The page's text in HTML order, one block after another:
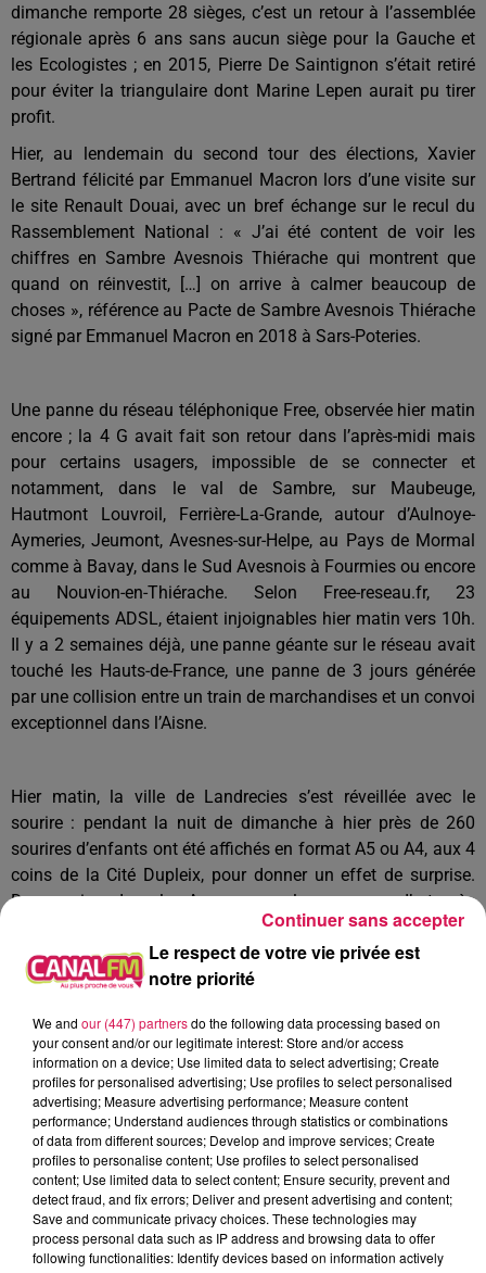
dimanche remporte 28 sièges, c’est un retour à l’assemblée
régionale après 6 ans sans aucun siège pour la Gauche et
les Ecologistes ; en 2015, Pierre De Saintignon s’était retiré
pour éviter la triangulaire dont Marine Lepen aurait pu tirer
profit.
Hier, au lendemain du second tour des élections, Xavier
Bertrand félicité par Emmanuel Macron lors d’une visite sur
le site Renault Douai, avec un bref échange sur le recul du
Rassemblement National : « J’ai été content de voir les
chiffres en Sambre Avesnois Thiérache qui montrent que
quand on réinvestit, […] on arrive à calmer beaucoup de
choses », référence au Pacte de Sambre Avesnois Thiérache
signé par Emmanuel Macron en 2018 à Sars-Poteries.
Une panne du réseau téléphonique Free, observée hier matin
encore ; la 4 G avait fait son retour dans l’après-midi mais
pour certains usagers, impossible de se connecter et
notamment, dans le val de Sambre, sur Maubeuge,
Hautmont Louvroil, Ferrière-La-Grande, autour d’Aulnoye-
Aymeries, Jeumont, Avesnes-sur-Helpe, au Pays de Mormal
comme à Bavay, dans le Sud Avesnois à Fourmies ou encore
au Nouvion-en-Thiérache. Selon Free-reseau.fr, 23
équipements ADSL, étaient injoignables hier matin vers 10h.
Il y a 2 semaines déjà, une panne géante sur le réseau avait
touché les Hauts-de-France, une panne de 3 jours générée
par une collision entre un train de marchandises et un convoi
exceptionnel dans l’Aisne.
Hier matin, la ville de Landrecies s’est réveillée avec le
sourire : pendant la nuit de dimanche à hier près de 260
sourires d’enfants ont été affichés en format A5 ou A4, aux 4
coins de la Cité Dupleix, pour donner un effet de surprise.
Des sourires dans les Avenues, sur les ouvrages d’art, près
des commerces, des sourires sans masque des écoliers
landreciens. Et qu’on ne s’y trompe pas, ça n’est pas une
campagne de sensibilisation à la santé bucco-dentaire, c’est
11 classes, une action contagieuse, amplifiée par le
concours de la ville. Ces sourires resteront affichés toute
cette semaine, interview de Fanny Richard, Adjointe à la ville
de Landrecies, déléguée aux écoles, à la participation
citoyenne et à la communication, sur www.canalfm.fr
Vous aviez peut-être prévu de donner votre sang jeudi à
Avesnes-sur-Helpe, sachez que cette collecte de sang,
organisée par l’Etablissement Français du Sang, est annulée.
Le respect de votre vie privée est
notre priorité
We and our (447) partnersdo the following data processing based on
your consent and/or our legitimate interest: Store and/or access
information on a device; Use limited data to select advertising; Create
profiles for personalised advertising; Use profiles to select personalised
advertising; Measure advertising performance; Measure content
performance; Understand audiences through statistics or combinations
of data from different sources; Develop and improve services; Create
profiles to personalise content; Use profiles to select personalised
content; Use limited data to select content; Ensure security, prevent and
detect fraud, and fix errors; Deliver and present advertising and content;
Save and communicate privacy choices. These technologies may
process personal data such as IP address and browsing data to offer
following functionalities: Identify devices based on information actively
Continuer sans accepter